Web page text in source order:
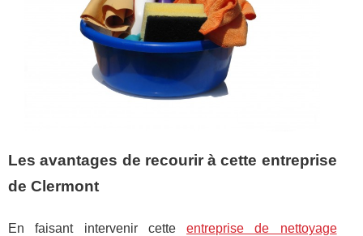
Les avantages de recourir à cette entreprise
de Clermont
En faisant intervenir cetteentreprise de nettoyage